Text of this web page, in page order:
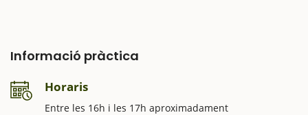
Informació pràctica
Horaris
Entre les 16h i les 17h aproximadament